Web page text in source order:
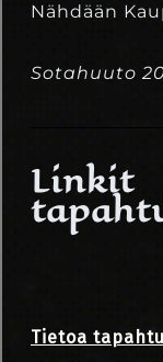
Nähdään
Sotahuuto
Linkit
Tietoa